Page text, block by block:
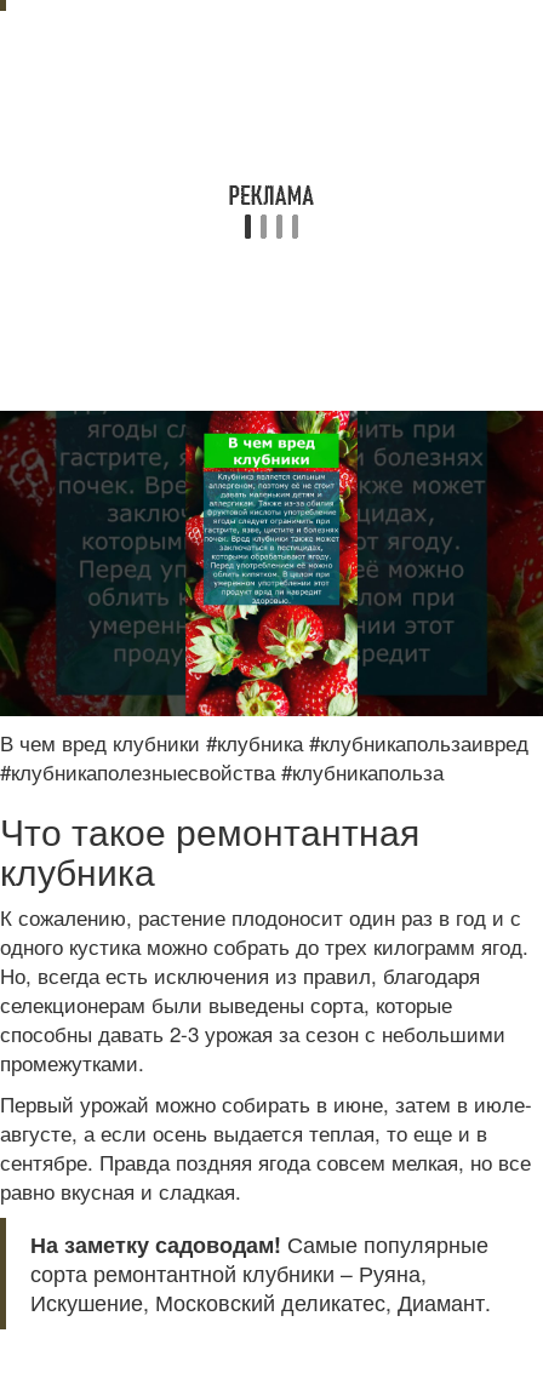
В чем вред клубники #клубника #клубникапользаивред
#клубникаполезныесвойства #клубникапольза
Что такое ремонтантная
клубника
К сожалению, растение плодоносит один раз в год и с
одного кустика можно собрать до трех килограмм ягод.
Но, всегда есть исключения из правил, благодаря
селекционерам были выведены сорта, которые
способны давать 2-3 урожая за сезон с небольшими
промежутками.
Первый урожай можно собирать в июне, затем в июле-
августе, а если осень выдается теплая, то еще и в
сентябре. Правда поздняя ягода совсем мелкая, но все
равно вкусная и сладкая.
На заметку садоводам! Самые популярные
сорта ремонтантной клубники – Руяна,
Искушение, Московский деликатес, Диамант.